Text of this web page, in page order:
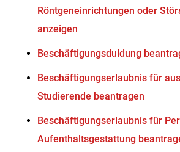
Röntgeneinrichtungen oder
anzeigen
Beschäftigungsduldung
Beschäftigungserlaubnis für
Studierende beantragen
Beschäftigungserlaubnis für
Aufenthaltsgestattung